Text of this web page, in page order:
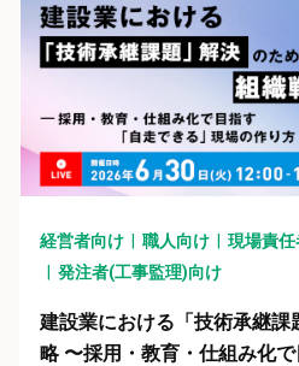
経営者向け 職人向け 現場責
発注者(工事監理)向け
建設業における「技術承継
略 〜採用・教育・仕組み化で